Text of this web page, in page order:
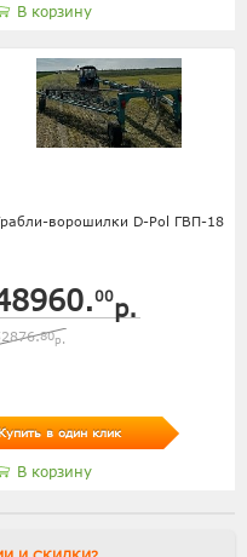
В корзину
Грабли-ворошилки D-Pol ГВП-18
00р.
80р.
Купить в один клик
В корзину